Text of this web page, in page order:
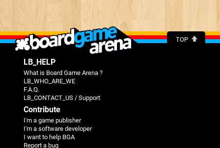
TOP
LB_HELP
What is Board Game Arena ?
LB_WHO_ARE_WE
F.A.Q.
LB_CONTACT_US / Support
Contribute
I'm a game publisher
I'm a software developer
I want to help BGA
Report a bug